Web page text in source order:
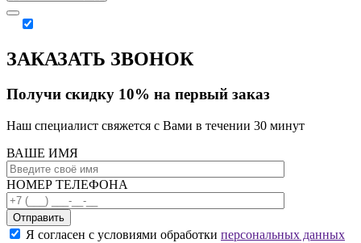
ЗАКАЗАТЬ ЗВОНОК
Получи скидку 10% на первый заказ
Наш специалист свяжется с Вами в течении 30 минут
ВАШЕ ИМЯ
НОМЕР ТЕЛЕФОНА
Отправить
Я согласен с условиями обработки персональных данных